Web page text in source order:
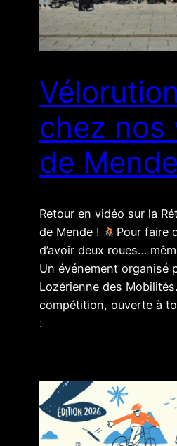
chez nos
de
Retour en vidéo sur la
de Mende !
Pour faire
d’avoir deux roues…
Un événement organisé
Lozérienne des
compétition, ouverte à
: